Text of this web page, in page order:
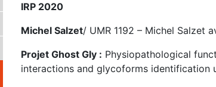
IRP 2020
Michel Salzet/ UMR 1192 – Michel Salzet
Projet Ghost Gly : Physiopathological
interactions and glycoforms identification